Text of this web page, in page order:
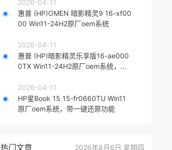
2026-04-11
惠普 (HP)OMEN 暗影精灵9 16-xf00
00 Win11-24H2原厂oem系统
2026-04-11
惠普 (HP)暗影精灵乐享版16-ae000
0TX Win11-24H2原厂oem系统，带
2026-04-11
HP星Book 15 15-fr0660TU Win11
原厂oem系统，带一键还原功能
热门文章 2026年8月6日 星期四